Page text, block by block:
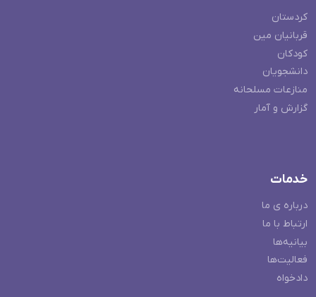
کردستان
قربانیان مین
کودکان
دانشجویان
منازعات مسلحانه
گزارش و آمار
خدمات
درباره ی ما
ارتباط با ما
بیانیه‌ها
فعالیت‌ها
دادخواه